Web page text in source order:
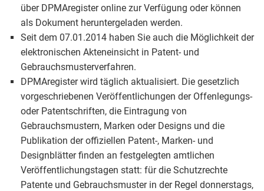
über DPMAregister online zur Verfügung oder können
als Dokument heruntergeladen werden.
Seit dem 07.01.2014 haben Sie auch die Möglichkeit der
elektronischen Akteneinsicht in Patent- und
Gebrauchsmusterverfahren.
DPMAregister wird täglich aktualisiert. Die gesetzlich
vorgeschriebenen Veröffentlichungen der Offenlegungs-
oder Patentschriften, die Eintragung von
Gebrauchsmustern, Marken oder Designs und die
Publikation der offiziellen Patent-, Marken- und
Designblätter finden an festgelegten amtlichen
Veröffentlichungstagen statt: für die Schutzrechte
Patente und Gebrauchsmuster in der Regel donnerstags,